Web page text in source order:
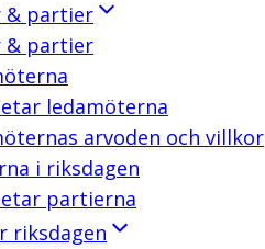
& partier
& partier
ledamöterna
arvoden och villkor
i riksdagen
partierna
riksdagen